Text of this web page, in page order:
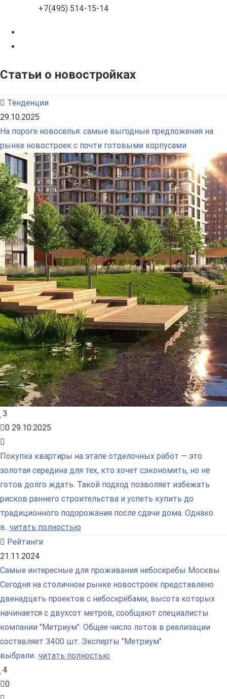
+7(495) 514-15-14
Статьи о новостройках
Тенденции
29.10.2025
На пороге новоселья: самые выгодные предложения на
рынке новостроек с почти готовыми корпусами
3
0 29.10.2025
Покупка квартиры на этапе отделочных работ — это
золотая середина для тех, кто хочет сэкономить, но не
готов долго ждать. Такой подход позволяет избежать
рисков раннего строительства и успеть купить до
традиционного подорожания после сдачи дома. Однако
в...читать полностью
Рейтинги
21.11.2024
Самые интересные для проживания небоскребы Москвы
Сегодня на столичном рынке новостроек представлено
двенадцать проектов с небоскрёбами, высота которых
начинается с двухсот метров, сообщают специалисты
компании "Метриум". Общее число лотов в реализации
составляет 3400 шт. Эксперты "Метриум"
выбрали...читать полностью
4
0